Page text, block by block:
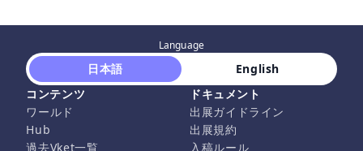
Language
日本語
English
コンテンツ
ワールド
Hub
過去Vket一覧
ドキュメント
出展ガイドライン
出展規約
入稿ルール